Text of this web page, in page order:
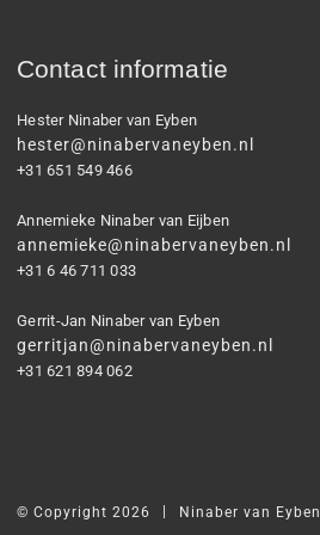
Contact informatie
Hester Ninaber van Eyben
hester@ninabervaneyben.nl
+31 651 549 466
Annemieke Ninaber van Eijben
annemieke@ninabervaneyben.nl
+31 6 46 711 033
Gerrit-Jan Ninaber van Eyben
gerritjan@ninabervaneyben.nl
+31 621 894 062
© Copyright 2026 Ninaber van Eyben